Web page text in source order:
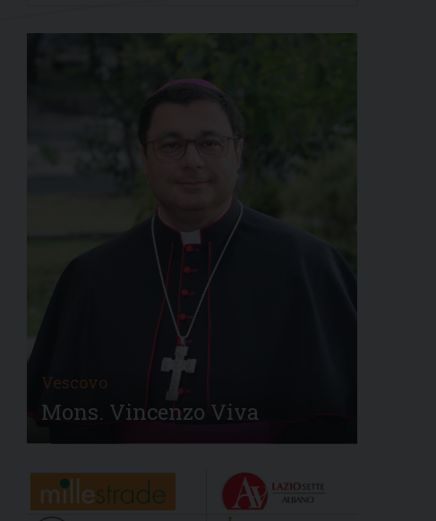
Vescovo
Mons. Vincenzo Viva